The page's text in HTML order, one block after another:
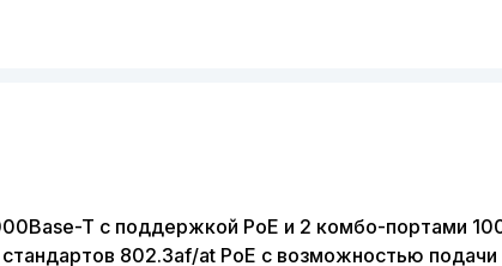
T с поддержкой PoE и 2 комбо-портами
802.3af/at PoE с возможностью